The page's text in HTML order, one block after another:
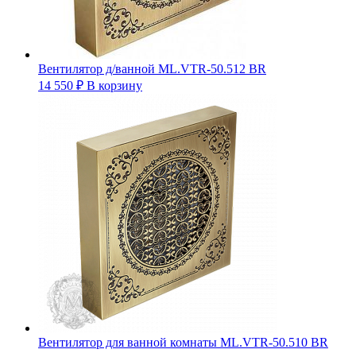
Вентилятор д/ванной ML.VTR-50.512 BR
14 550 ₽ В корзину
Вентилятор для ванной комнаты ML.VTR-50.510 BR